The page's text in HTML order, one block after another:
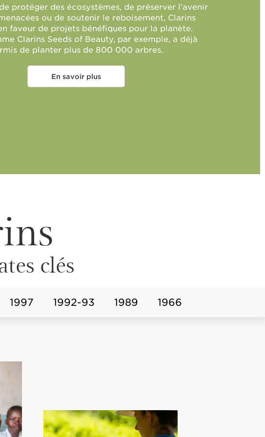
de protéger des écosystèmes, de préserver l’avenir
ou de soutenir le reboisement, Clarins
faveur de projets bénéfiques pour la planète.
Clarins Seeds of Beauty, par exemple, a déjà
de planter plus de 800 000 arbres.
En savoir plus
clés
1997 1992-93 1989 1966